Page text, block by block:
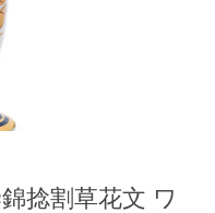
捻割草花文 ワ